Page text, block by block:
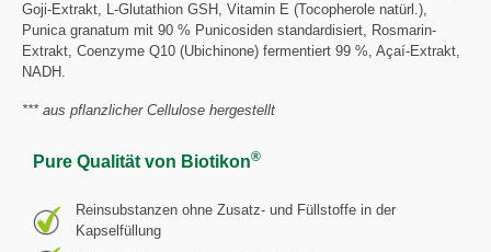
Goji-Extrakt, L-Glutathion GSH, Vitamin E (Tocopherole natürl.),
Punica granatum mit 90 % Punicosiden standardisiert, Rosmarin-
Extrakt, Coenzyme Q10 (Ubichinone) fermentiert 99 %, Açaí-Extrakt,
NADH.
*** aus pflanzlicher Cellulose hergestellt
Pure Qualität von Biotikon®
Reinsubstanzen ohne Zusatz- und Füllstoffe in der
Kapselfüllung